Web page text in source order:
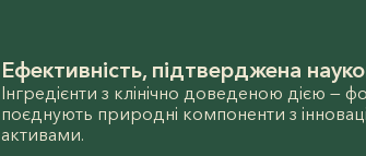
Ефективність, підтверджена
Інгредієнти з клінічно доведеною дією —
поєднують природні компоненти з
активами.